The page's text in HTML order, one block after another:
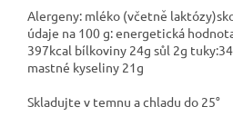
Alergeny: mléko (včetně
údaje na 100 g: energetická
397kcal bílkoviny 24g sůl 2g
mastné kyseliny 21g
Skladujte v temnu a chladu do 25°